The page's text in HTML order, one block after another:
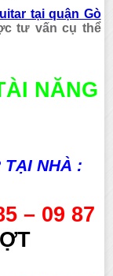
tại quận Gò
tư vấn cụ thể
NĂNG
TẠI NHÀ :
– 09 87